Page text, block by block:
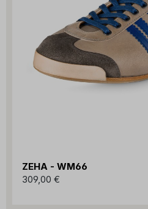
ZEHA - WM66
309,00 €